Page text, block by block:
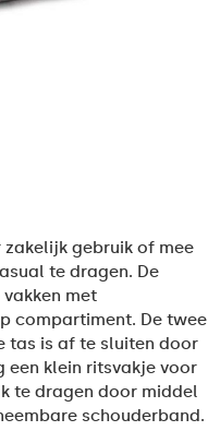
gebruik of mee
te dragen. De
met
compartiment. De twee
tas is af te sluiten door
een klein ritsvakje voor
te dragen door middel
schouderband.